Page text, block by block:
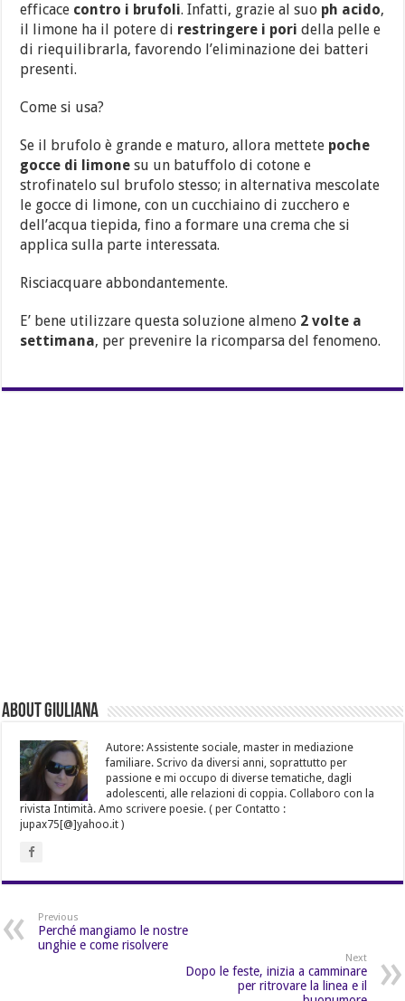
efficace contro i brufoli. Infatti, grazie al suo ph acido,
il limone ha il potere di restringere i pori della pelle e
di riequilibrarla, favorendo l’eliminazione dei batteri
presenti.
Come si usa?
Se il brufolo è grande e maturo, allora mettete poche
gocce di limone su un batuffolo di cotone e
strofinatelo sul brufolo stesso; in alternativa mescolate
le gocce di limone, con un cucchiaino di zucchero e
dell’acqua tiepida, fino a formare una crema che si
applica sulla parte interessata.
Risciacquare abbondantemente.
E’ bene utilizzare questa soluzione almeno 2 volte a
settimana, per prevenire la ricomparsa del fenomeno.
About Giuliana
Autore: Assistente sociale, master in mediazione
familiare. Scrivo da diversi anni, soprattutto per
passione e mi occupo di diverse tematiche, dagli
adolescenti, alle relazioni di coppia. Collaboro con la
rivista Intimità. Amo scrivere poesie. ( per Contatto :
jupax75[@]yahoo.it )
Previous
Perché mangiamo le nostre
unghie e come risolvere
Next
Dopo le feste, inizia a camminare
per ritrovare la linea e il